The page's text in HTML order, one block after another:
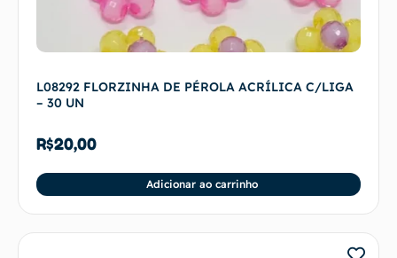
L08292 FLORZINHA DE PÉROLA ACRÍLICA C/LIGA
– 30 UN
R$20,00
Adicionar ao carrinho